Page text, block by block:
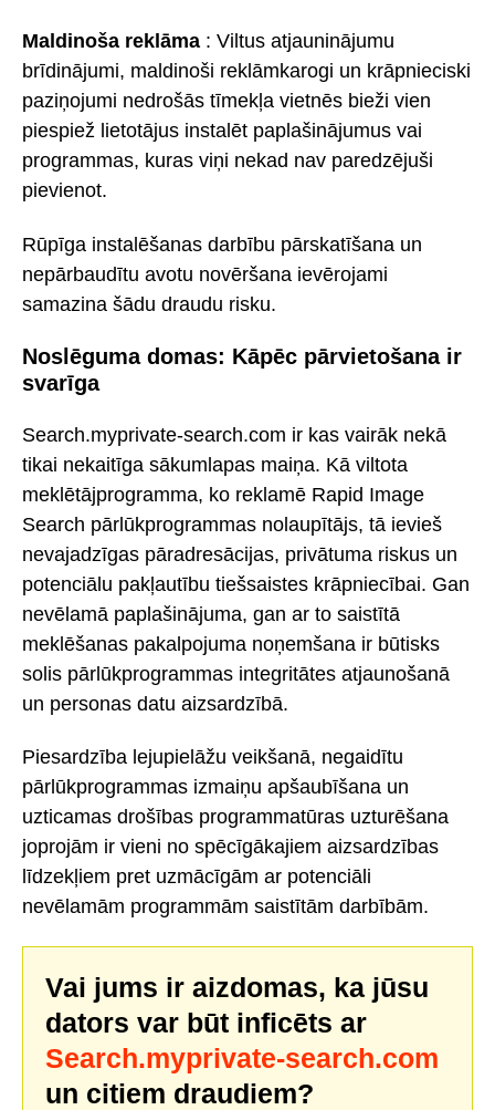
Maldinoša reklāma : Viltus atjauninājumu
brīdinājumi, maldinoši reklāmkarogi un krāpnieciski
paziņojumi nedrošās tīmekļa vietnēs bieži vien
piespiež lietotājus instalēt paplašinājumus vai
programmas, kuras viņi nekad nav paredzējuši
pievienot.
Rūpīga instalēšanas darbību pārskatīšana un
nepārbaudītu avotu novēršana ievērojami
samazina šādu draudu risku.
Noslēguma domas: Kāpēc pārvietošana ir
svarīga
Search.myprivate-search.com ir kas vairāk nekā
tikai nekaitīga sākumlapas maiņa. Kā viltota
meklētājprogramma, ko reklamē Rapid Image
Search pārlūkprogrammas nolaupītājs, tā ievieš
nevajadzīgas pāradresācijas, privātuma riskus un
potenciālu pakļautību tiešsaistes krāpniecībai. Gan
nevēlamā paplašinājuma, gan ar to saistītā
meklēšanas pakalpojuma noņemšana ir būtisks
solis pārlūkprogrammas integritātes atjaunošanā
un personas datu aizsardzībā.
Piesardzība lejupielāžu veikšanā, negaidītu
pārlūkprogrammas izmaiņu apšaubīšana un
uzticamas drošības programmatūras uzturēšana
joprojām ir vieni no spēcīgākajiem aizsardzības
līdzekļiem pret uzmācīgām ar potenciāli
nevēlamām programmām saistītām darbībām.
Vai jums ir aizdomas, ka jūsu
dators var būt inficēts ar
Search.myprivate-search.com
un citiem draudiem?